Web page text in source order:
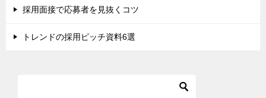
採用面接で応募者を見抜くコツ
トレンドの採用ピッチ資料6選